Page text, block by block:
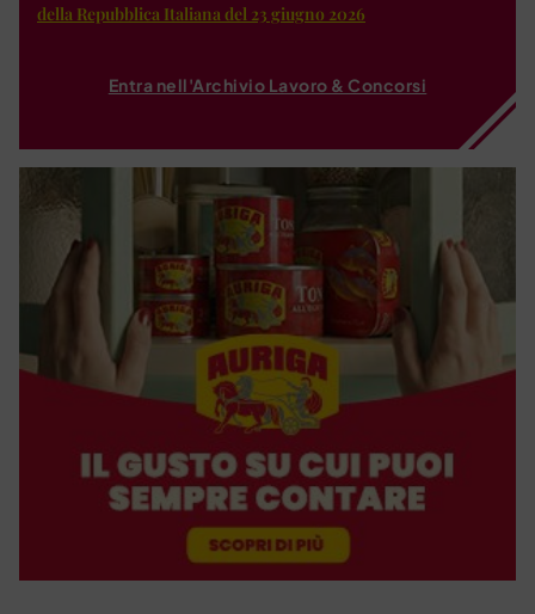
della Repubblica Italiana del 23 giugno 2026
Entra nell'Archivio Lavoro & Concorsi